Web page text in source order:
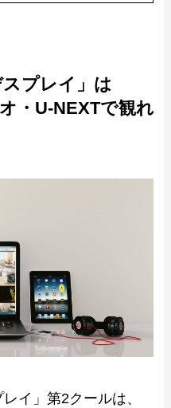
スプレイ」は
・U-NEXTで観れ
イ」第2クールは、